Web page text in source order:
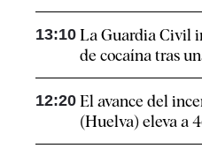
13:10 La Guardia Civil
de cocaína tras
12:20 El avance del
(Huelva) eleva a